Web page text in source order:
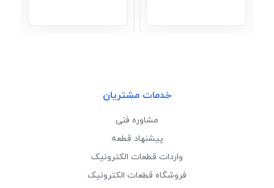
خدمات مشتریان
مشاوره فنی
پیشنهاد قطعه
واردات قطعات الکترونیک
فروشگاه قطعات الکترونیک